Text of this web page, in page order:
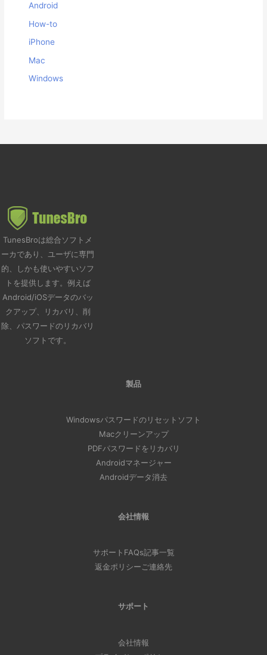
Android
How-to
iPhone
Mac
Windows
TunesBroは総合ソフトメ
ーカであり、ユーザに専門
的、しかも使いやすいソフ
トを提供します。例えば
Android/iOSデータのバッ
クアップ、リカバリ、削
除、パスワードのリカバリ
ソフトです。
製品
Windowsパスワードのリセットソフト
Macクリーンアップ
PDFパスワードをリカバリ
Androidマネージャー
Androidデータ消去
会社情報
サポート FAQs記事一覧
返金ポリシーご連絡先
サポート
会社情報